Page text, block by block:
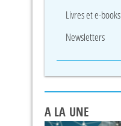
Livres et e-books
Newsletters
A LA UNE